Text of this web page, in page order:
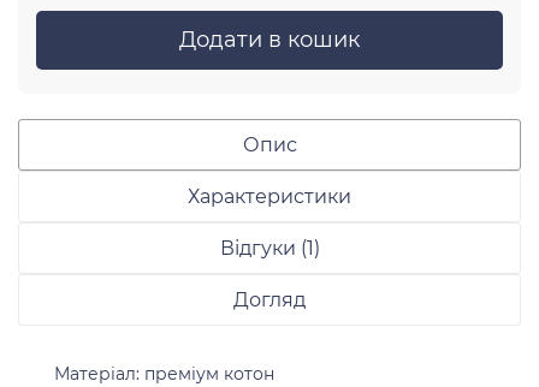
Додати в кошик
Опис
Характеристики
Відгуки (1)
Догляд
Матеріал: преміум котон